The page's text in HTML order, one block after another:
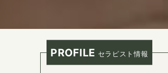
PROFILE セラピスト情報